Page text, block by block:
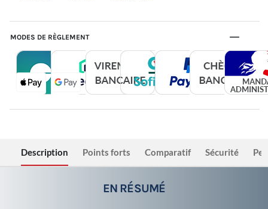
MODES DE RÈGLEMENT
Description Points forts Comparatif Sécurité
EN RÉSUMÉ